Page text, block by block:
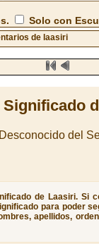
Solo con
de laasiri
Significado
del
de Laasiri. Si
para poder
apellidos,